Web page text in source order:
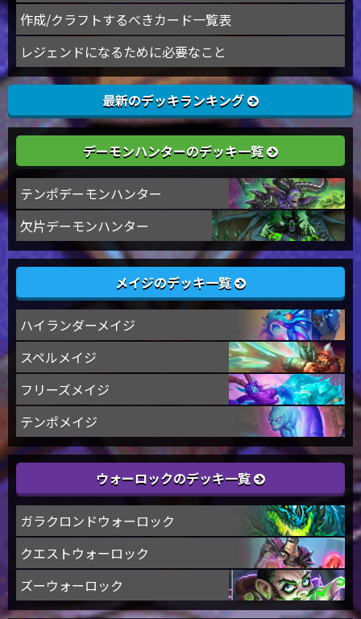
作成/クラフトするべきカード一覧表
レジェンドになるために必要なこと
最新のデッキランキング
デーモンハンターのデッキ一覧
テンポデーモンハンター
欠片デーモンハンター
メイジのデッキ一覧
ハイランダーメイジ
スペルメイジ
フリーズメイジ
テンポメイジ
ウォーロックのデッキ一覧
ガラクロンドウォーロック
クエストウォーロック
ズーウォーロック